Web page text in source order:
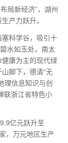
局新经济”，湖州
产力跃升。
科学谷，吸引十
水如玉处，南太
康为主的现代绿
脚下，德清“无
理信息知识与创
联浙江省特色小
亿元跃升至
，万元地区生产